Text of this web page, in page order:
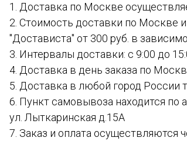
1. Доставка по Москве
2. Стоимость доставки по Москве
"Достависта" от 300 руб. в
3. Интервалы доставки: с 9:00 до
4. Доставка в день заказа по
5. Доставка в любой город России
6. Пункт самовывоза находится по
ул. Лыткаринская д.15А
7. Заказ и оплата осуществляются